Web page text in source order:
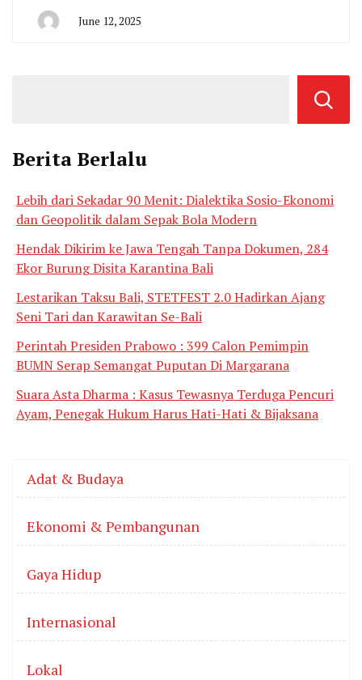
June 12, 2025
Berita Berlalu
Lebih dari Sekadar 90 Menit: Dialektika Sosio-Ekonomi
dan Geopolitik dalam Sepak Bola Modern
Hendak Dikirim ke Jawa Tengah Tanpa Dokumen, 284
Ekor Burung Disita Karantina Bali
Lestarikan Taksu Bali, STETFEST 2.0 Hadirkan Ajang
Seni Tari dan Karawitan Se-Bali
Perintah Presiden Prabowo : 399 Calon Pemimpin
BUMN Serap Semangat Puputan Di Margarana
Suara Asta Dharma : Kasus Tewasnya Terduga Pencuri
Ayam, Penegak Hukum Harus Hati-Hati & Bijaksana
Adat & Budaya
Ekonomi & Pembangunan
Gaya Hidup
Internasional
Lokal